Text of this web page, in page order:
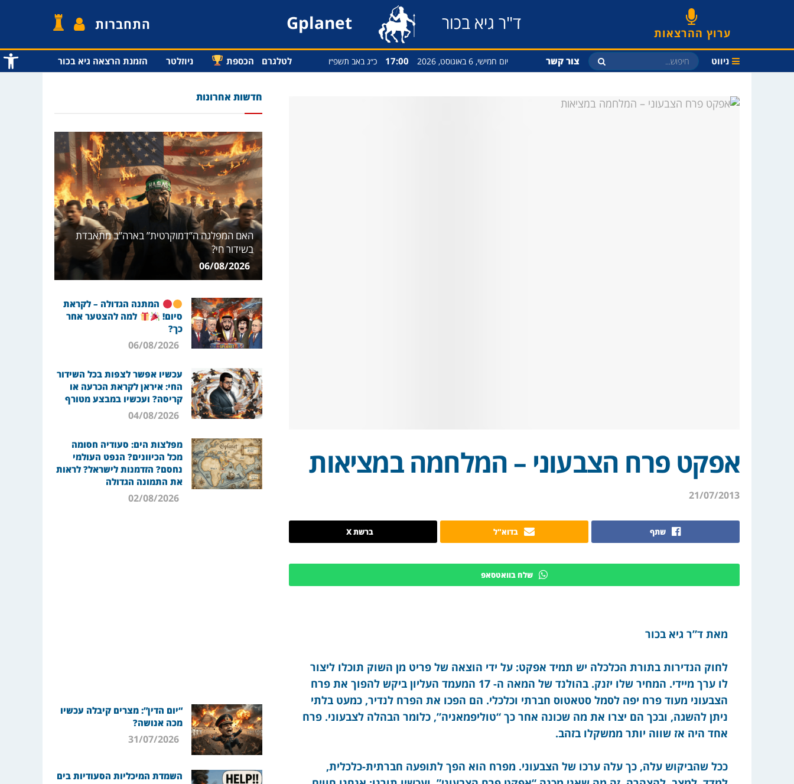
פתח
ערוץ ההרצאות ד"ר גיא בכור Gplanet התחברות
ניווט צור קשר יום חמישי, 6 באוגוסט, 2026 17:00 כ״ג באב תשפ״ו לטלגרם הכספת ניוזלטר הזמנת הרצאה גיא בכור
אפקט פרח הצבעוני – המלחמה במציאות
21/07/2013
שתף בדוא"ל ברשת X
שלח בוואטסאפ
מאת ד”ר גיא בכור
לחוק הנדירות בתורת הכלכלה יש תמיד אפקט: על ידי הוצאה של פריט מן השוק תוכלו ליצור
לו ערך מיידי. המחיר שלו יזנק. בהולנד של המאה ה- 17 המעמד העליון ביקש להפוך את פרח
הצבעוני מעוד פרח יפה לסמל סטאטוס חברתי וכלכלי. הם הפכו את הפרח לנדיר, כמעט בלתי
ניתן להשגה, ובכך הם יצרו את מה שכונה אחר כך “טוליפמאניה”, כלומר הבהלה לצבעוני. פרח
אחד היה אז שווה יותר ממשקלו בזהב.
ככל שהביקוש עלה, כך עלה ערכו של הצבעוני. מפרח הוא הפך לתופעה חברתית-כלכלית,
חדשות אחרונות
האם המפלגה ה”דמוקרטית” בארה”ב מתאבדת
בשידור חי?
06/08/2026
המתנה הגדולה – לקראת
סיום!
למה להצטער אחר
כך?
06/08/2026
עכשיו אפשר לצפות בכל השידור
החי: איראן לקראת הכרעה או
קריסה? ועכשיו במבצע מטורף
04/08/2026
מפלצות הים: סעודיה חסומה
מכל הכיוונים? הנפט העולמי
נחסם? הזדמנות לישראל? לראות
את התמונה הגדולה
02/08/2026
“יום הדין”: מצרים קיבלה עכשיו
מכה אנושה?
31/07/2026
השמדת המיכליות הסעודיות בים